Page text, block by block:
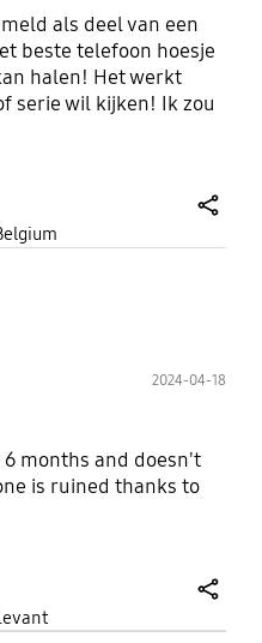
als deel van een
beste telefoon hoesje
halen! Het werkt
serie wil kijken! Ik zou
2024-04-18
months and doesn't
is ruined thanks to